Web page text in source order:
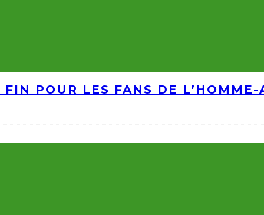
POUR LES FANS DE L’HOMME-